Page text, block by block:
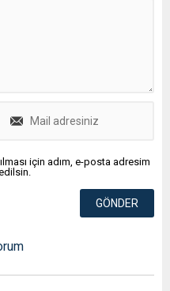
için adım, e-posta adresim